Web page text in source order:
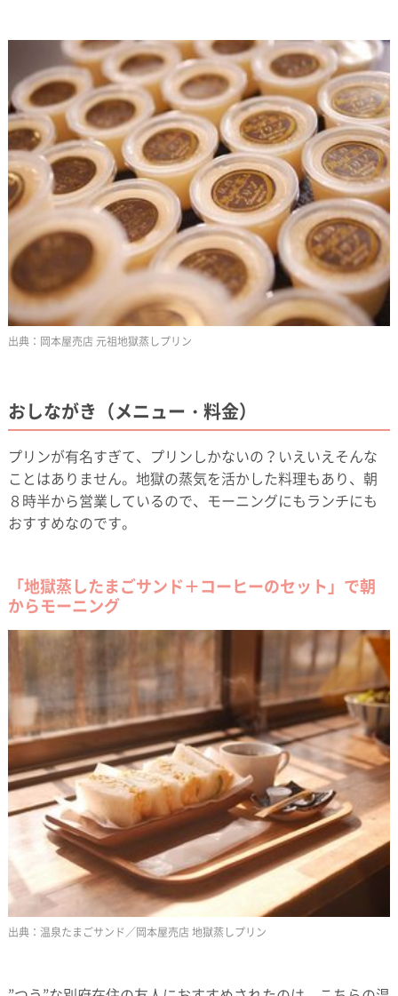
岡本屋売店 元祖地獄蒸しプリン
おしながき（メニュー・料金）
プリンが有名すぎて、プリンしかないの？いえいえそんな
ことはありません。地獄の蒸気を活かした料理もあり、朝
８時半から営業しているので、モーニングにもランチにも
おすすめなのです。
「地獄蒸したまごサンド＋コーヒーのセット」で朝
からモーニング
温泉たまごサンド／岡本屋売店 地獄蒸しプリン